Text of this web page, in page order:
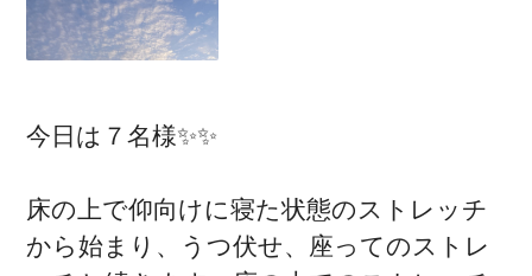
今日は７名様✨✨
床の上で仰向けに寝た状態のストレッチ
から始まり、うつ伏せ、座ってのストレ